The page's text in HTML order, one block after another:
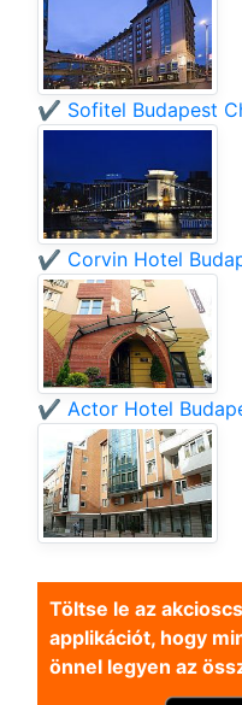
✔️ Sofitel Budapest
✔️ Corvin Hotel
✔️ Actor Hotel
Töltse le az
applikációt, hogy
önnel legyen az